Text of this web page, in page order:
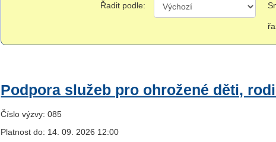
Řadit podle:
Podpora služeb pro ohrožené děti,
Číslo výzvy: 085
Platnost do: 14. 09. 2026 12:00